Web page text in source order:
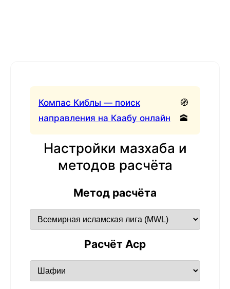
Компас Киблы — поиск
направления на Каабу онлайн
🧭
🕋
Настройки мазхаба и
методов расчёта
Метод расчёта
Расчёт Аср